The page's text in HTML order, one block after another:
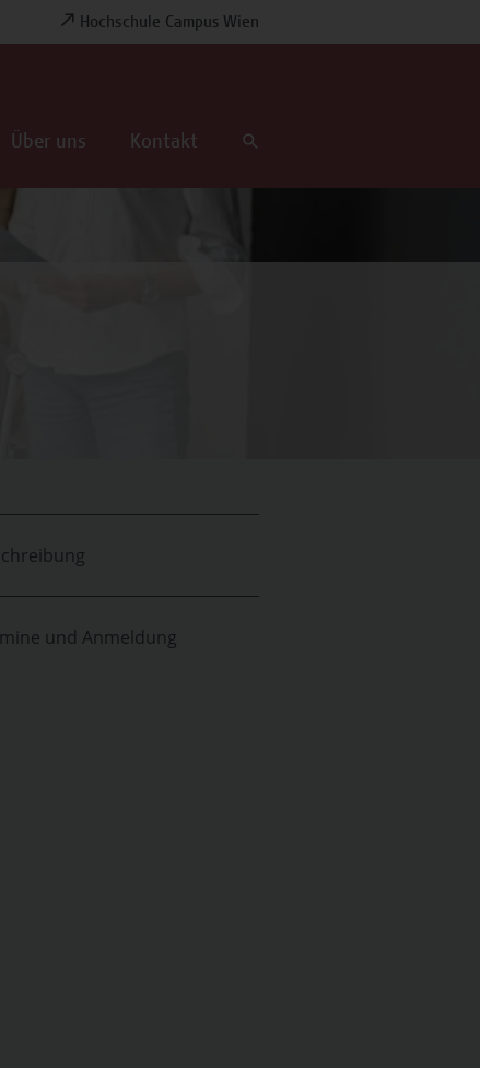
Hochschule Campus Wien
Über uns Kontakt
und Anmeldung